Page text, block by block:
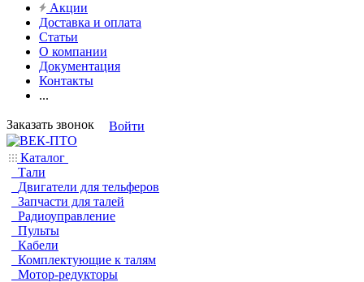
Акции
Доставка и оплата
Статьи
О компании
Документация
Контакты
...
Заказать звонок Войти
Каталог
Тали
Двигатели для тельферов
Запчасти для талей
Радиоуправление
Пульты
Кабели
Комплектующие к талям
Мотор-редукторы